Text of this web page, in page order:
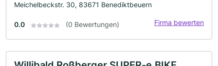
Meichelbeckstr. 30, 83671 Benediktbeuern
0.0 (0 Bewertungen) Firma bewerten